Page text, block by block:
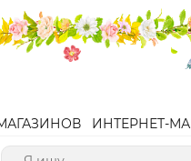
ИНТЕРНЕТ-